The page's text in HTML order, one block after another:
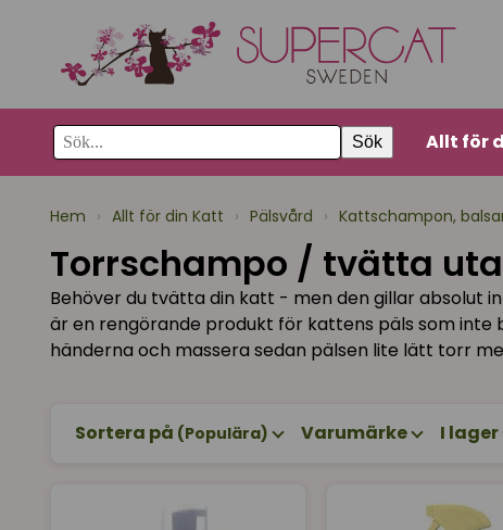
Sök Allt för
Hem › Allt för din Katt › Pälsvård › Kattschampon,
Torrschampo / tvätta
Behöver du tvätta din katt - men den gillar absolut
är en rengörande produkt för kattens päls som inte
händerna och massera sedan pälsen lite lätt torr
Sortera på (Populära) Varumärke I lager